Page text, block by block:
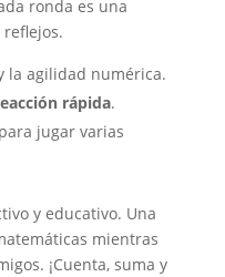
ronda es una
la agilidad numérica.
rápida.
jugar varias
y educativo. Una
mientras
¡Cuenta, suma y